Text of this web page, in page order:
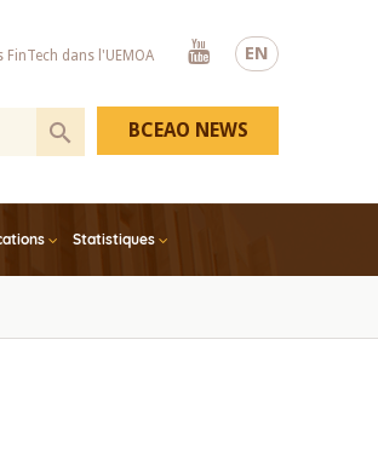
EN
FinTech dans l'UEMOA
Youtube
Statistiques
BCEAO NEWS